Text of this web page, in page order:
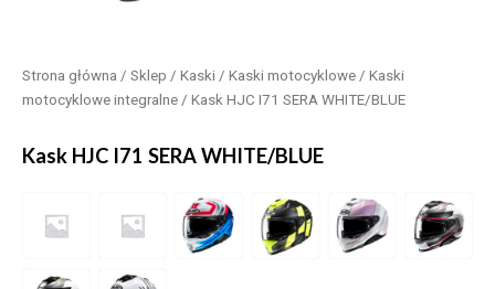
Strona główna / Sklep / Kaski / Kaski motocyklowe / Kaski
motocyklowe integralne / Kask HJC I71 SERA WHITE/BLUE
Kask HJC I71 SERA WHITE/BLUE